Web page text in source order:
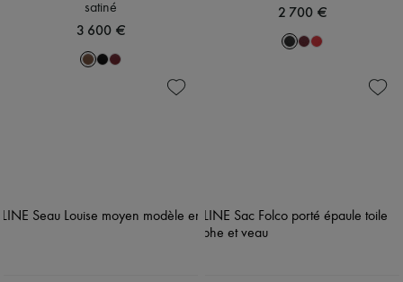
satiné
3 600 €
2 700 €